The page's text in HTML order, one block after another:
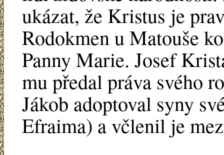
ukázat, že Kristus je
Rodokmen u Matouše
Panny Marie. Josef
mu předal práva svého
Jákob adoptoval syny
Efraima) a včlenil je